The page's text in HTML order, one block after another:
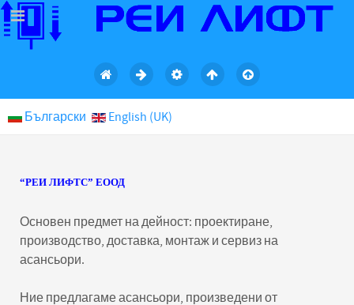
Български English (UK)
“РЕИ ЛИФТС” ЕООД
Основен предмет на дейност: проектиране,
производство, доставка, монтаж и сервиз на
асансьори.
Ние предлагаме асансьори, произведени от